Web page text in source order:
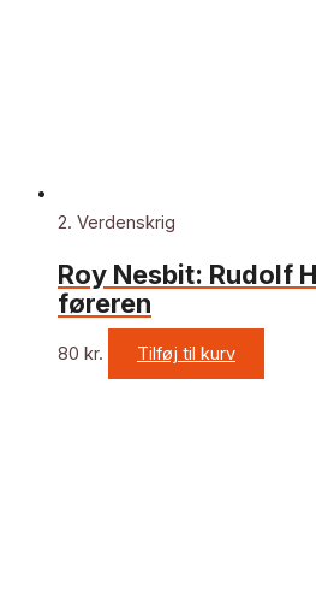
2. Verdenskrig
Roy Nesbit: Rudolf
føreren
80 kr. Tilføj til kurv